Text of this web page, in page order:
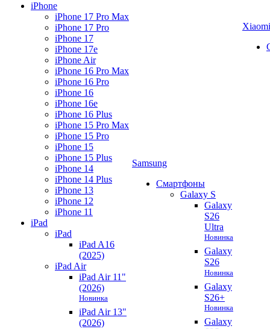
iPhone
iPhone 17 Pro Max
iPhone 17 Pro
iPhone 17
iPhone 17e
iPhone Air
iPhone 16 Pro Max
iPhone 16 Pro
iPhone 16
iPhone 16e
iPhone 16 Plus
iPhone 15 Pro Max
iPhone 15 Pro
iPhone 15
iPhone 15 Plus
iPhone 14
iPhone 14 Plus
iPhone 13
iPhone 12
iPhone 11
iPad
iPad
iPad A16
(2025)
iPad Air
iPad Air 11"
(2026)
Новинка
iPad Air 13"
(2026)
Samsung
Смартфоны
Galaxy S
Galaxy
S26
Ultra
Новинка
Galaxy
S26
Новинка
Galaxy
S26+
Новинка
Galaxy
Xiaomi